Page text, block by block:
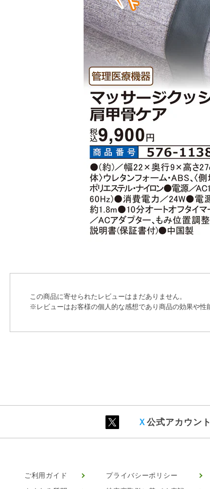
この商品に寄せられたレビューはまだありません。
※レビューはお客様の個人的な感想であり商品の効果や性
Ｘ公式アカウント
ご利用ガイド
プライバシーポリシー